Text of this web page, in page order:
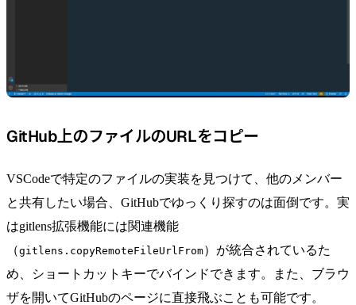
GitHub上のファイルのURLをコピー
VSCodeで特定のファイルの実装を見つけて、他のメンバー
と共有したい場合、GitHubでゆっくり探すのは面倒です。実
はgitlens拡張機能には関連機能
（gitlens.copyRemoteFileUrlFrom）が統合されているた
め、ショートカットキーでバインドできます。また、ブラウ
ザを開いてGitHubのページに直接飛ぶことも可能です。